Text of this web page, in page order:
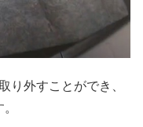
外すことができ、